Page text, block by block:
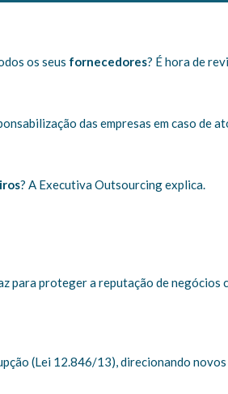
os seus fornecedores? É hora de
das empresas em caso de
? A Executiva Outsourcing explica.
para proteger a reputação de
(Lei 12.846/13), direcionando